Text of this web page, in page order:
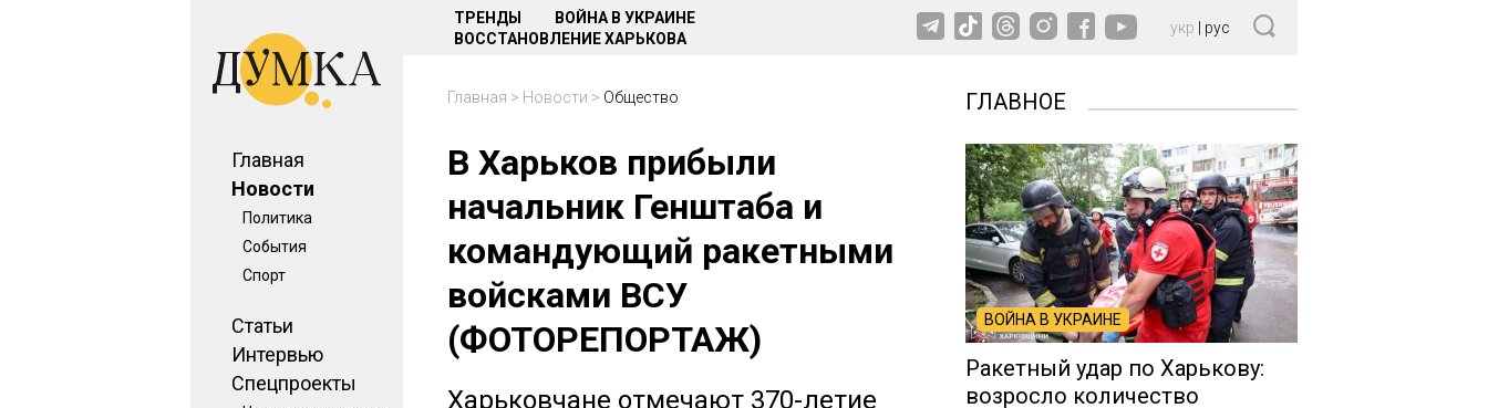
Главная
Новости
Политика
События
Спорт
Статьи
Интервью
Спецпроекты
ТРЕНДЫ
ВОЙНА В УКРАИНЕ
ВОССТАНОВЛЕНИЕ ХАРЬКОВА
укр рус
Главная > Новости > Общество
В Харьков прибыли
начальник Генштаба и
командующий ракетными
войсками ВСУ
(ФОТОРЕПОРТАЖ)
Харьковчане отмечают 370-летие
ГЛАВНОЕ
ВОЙНА В УКРАИНЕ
Ракетный удар по Харькову:
возросло количество